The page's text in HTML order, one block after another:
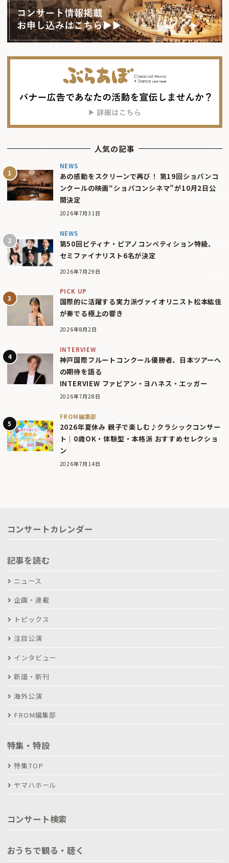
人気の記事
NEWS
あの感動をスクリーンで再び！ 第19回ショパンコ
ンクールの映画“ショパコンシネマ”が10月2日公
開決定
2026年7月31日
NEWS
第50回ピティナ・ピアノコンペティション特級、
セミファイナリスト6名が決定
2026年7月29日
PICK UP
国際的に活躍する実力派ヴァイオリニスト松本紘佳
が奏でる極上の響き
2026年8月2日
INTERVIEW
神戸国際フルートコンクール優勝者、日本ツアーへ
の期待を語る
INTERVIEW ファビアン・ヨハネス・エッガー
2026年7月28日
FROM編集部
2026年夏休み 親子で楽しむ♪クラシックコンサー
ト｜0歳OK・体験型・本格派 おすすめセレクショ
ン
2026年7月14日
コンサートカレンダー
記事を読む
ニュース
企画・連載
トピックス
注目公演
インタビュー
新譜・新刊
海外公演
FROM編集部
特集・特設
特集TOP
ヤマハホール
コンサート検索
おうちで観る・聴く